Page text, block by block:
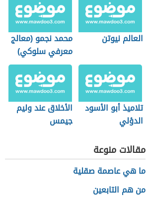
العالم نيوتن
محمد نجمو (معالج
معرفي سلوكي)
تلاميذ أبو الأسود
الدؤلي
الأخلاق عند وليم
جيمس
مقالات منوعة
ما هي عاصمة صقلية
من هم التابعين